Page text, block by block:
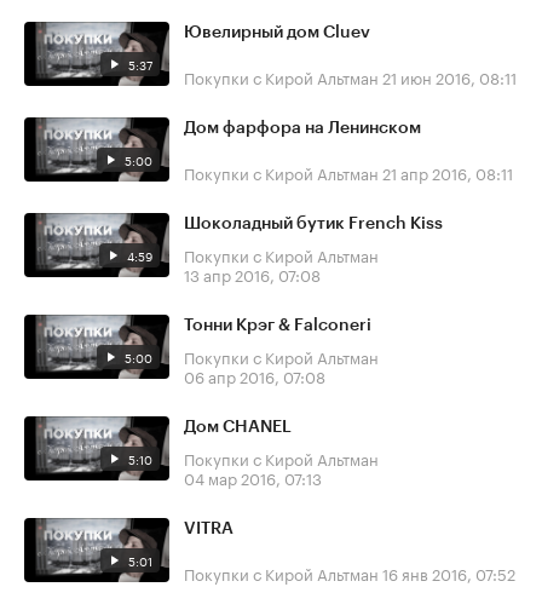
5:37
Ювелирный дом Cluev
Покупки с Кирой Альтман 21 июн 2016, 08:11
5:00
Дом фарфора на Ленинском
Покупки с Кирой Альтман 21 апр 2016, 08:11
4:59
Шоколадный бутик French Kiss
Покупки с Кирой Альтман
13 апр 2016, 07:08
5:00
Тонни Крэг & Falconeri
Покупки с Кирой Альтман
06 апр 2016, 07:08
5:10
Дом CHANEL
Покупки с Кирой Альтман
04 мар 2016, 07:13
5:01
VITRA
Покупки с Кирой Альтман 16 янв 2016, 07:52